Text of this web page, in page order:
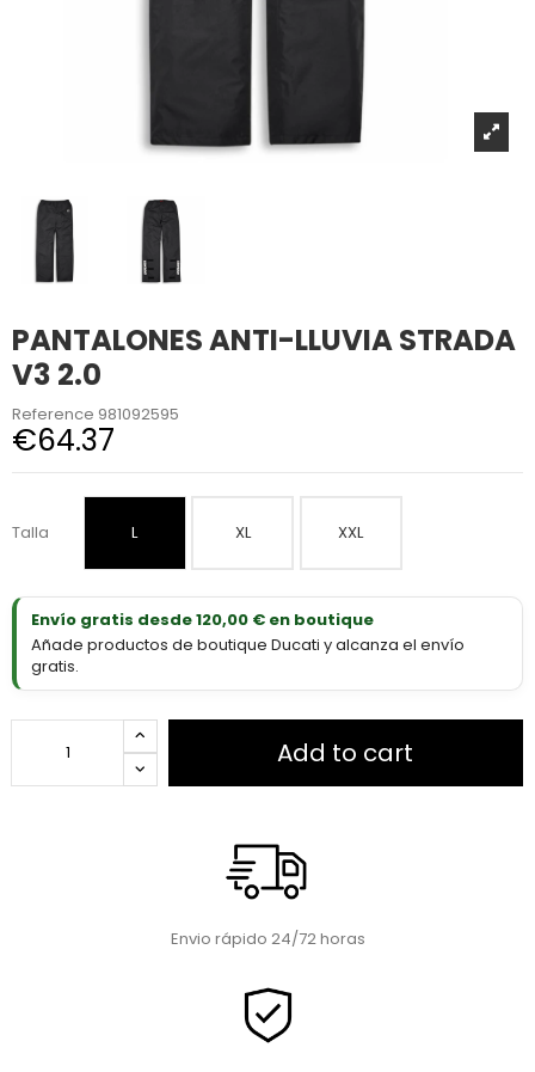
PANTALONES ANTI-LLUVIA STRADA
V3 2.0
Reference 981092595
€64.37
Talla L XL XXL
Envío gratis desde 120,00 € en boutique
Añade productos de boutique Ducati y alcanza el envío
gratis.
Add to cart
Envio rápido 24/72 horas